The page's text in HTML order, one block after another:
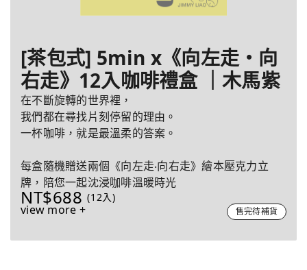
[茶包式] 5min x《向左走・向
右走》12入咖啡禮盒 ｜木馬紫
在不斷旋轉的世界裡，
我們都在尋找片刻停留的理由。
一杯咖啡，就是最溫柔的答案。
每盒隨機贈送兩個《向左走‧向右走》繪本壓克力立
牌，陪您一起沈浸咖啡溫暖時光
NT$688 (12入)
view more + 售完待補貨